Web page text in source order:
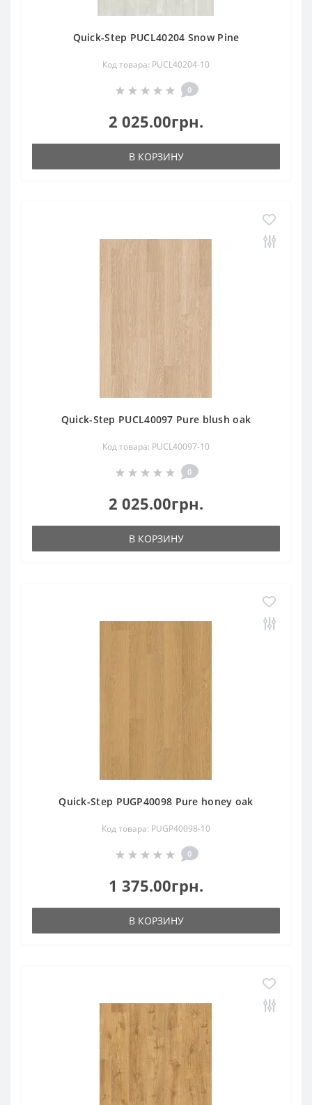
Quick-Step PUCL40204 Snow Pine
Код товара: PUCL40204-10
0
2 025.00грн.
В КОРЗИНУ
Quick-Step PUCL40097 Pure blush oak
Код товара: PUCL40097-10
0
2 025.00грн.
В КОРЗИНУ
Quick-Step PUGP40098 Pure honey oak
Код товара: PUGP40098-10
0
1 375.00грн.
В КОРЗИНУ